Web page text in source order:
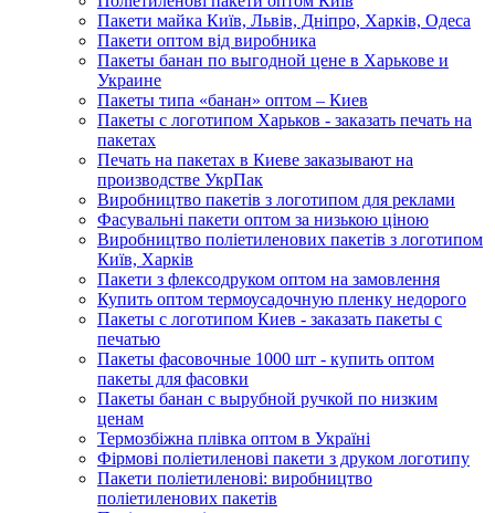
Пакети майка Київ, Львів, Дніпро, Харків, Одеса
Пакети оптом від виробника
Пакеты банан по выгодной цене в Харькове и
Украине
Пакеты типа «банан» оптом – Киев
Пакеты с логотипом Харьков - заказать печать на
пакетах
Печать на пакетах в Киеве заказывают на
производстве УкрПак
Виробництво пакетів з логотипом для реклами
Фасувальні пакети оптом за низькою ціною
Виробництво поліетиленових пакетів з логотипом
Київ, Харків
Пакети з флексодруком оптом на замовлення
Купить оптом термоусадочную пленку недорого
Пакеты с логотипом Киев - заказать пакеты с
печатью
Пакеты фасовочные 1000 шт - купить оптом
пакеты для фасовки
Пакеты банан с вырубной ручкой по низким
ценам
Термозбіжна плівка оптом в Україні
Фірмові поліетиленові пакети з друком логотипу
Пакети поліетиленові: виробництво
поліетиленових пакетів